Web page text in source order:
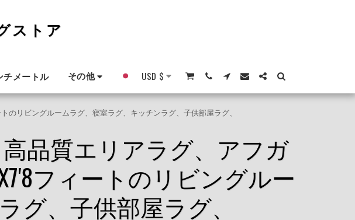
ストア
チメートル その他 USD $
リビングルームラグ、寝室ラグ、キッチンラグ、子供部屋ラグ、
品質エリアラグ、アフガ
フィートのリビングルー
、子供部屋ラグ、